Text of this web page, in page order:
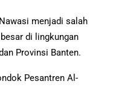
menjadi salah
di lingkungan
Provinsi Banten.
Pesantren Al-